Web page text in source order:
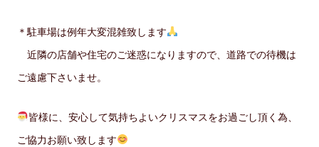
＊駐車場は例年大変混雑致します
近隣の店舗や住宅のご迷惑になりますので、道路での待機は
ご遠慮下さいませ。
皆様に、安心して気持ちよいクリスマスをお過ごし頂く為、
ご協力お願い致します